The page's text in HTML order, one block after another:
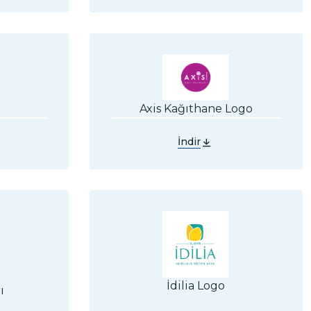
Axis Kağıthane Logo
İndir
İdilia Logo